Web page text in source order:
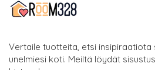
Vertaile tuotteita, etsi insipiraatiota
unelmiesi koti. Meiltä löydät